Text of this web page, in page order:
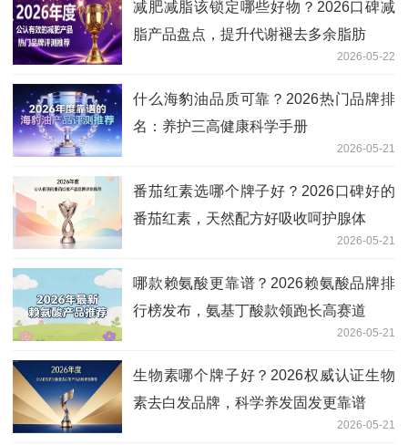
减肥减脂该锁定哪些好物？2026口碑减
脂产品盘点，提升代谢褪去多余脂肪
2026-05-22
什么海豹油品质可靠？2026热门品牌排
名：养护三高健康科学手册
2026-05-21
番茄红素选哪个牌子好？2026口碑好的
番茄红素，天然配方好吸收呵护腺体
2026-05-21
哪款赖氨酸更靠谱？2026赖氨酸品牌排
行榜发布，氨基丁酸款领跑长高赛道
2026-05-21
生物素哪个牌子好？2026权威认证生物
素去白发品牌，科学养发固发更靠谱
2026-05-21